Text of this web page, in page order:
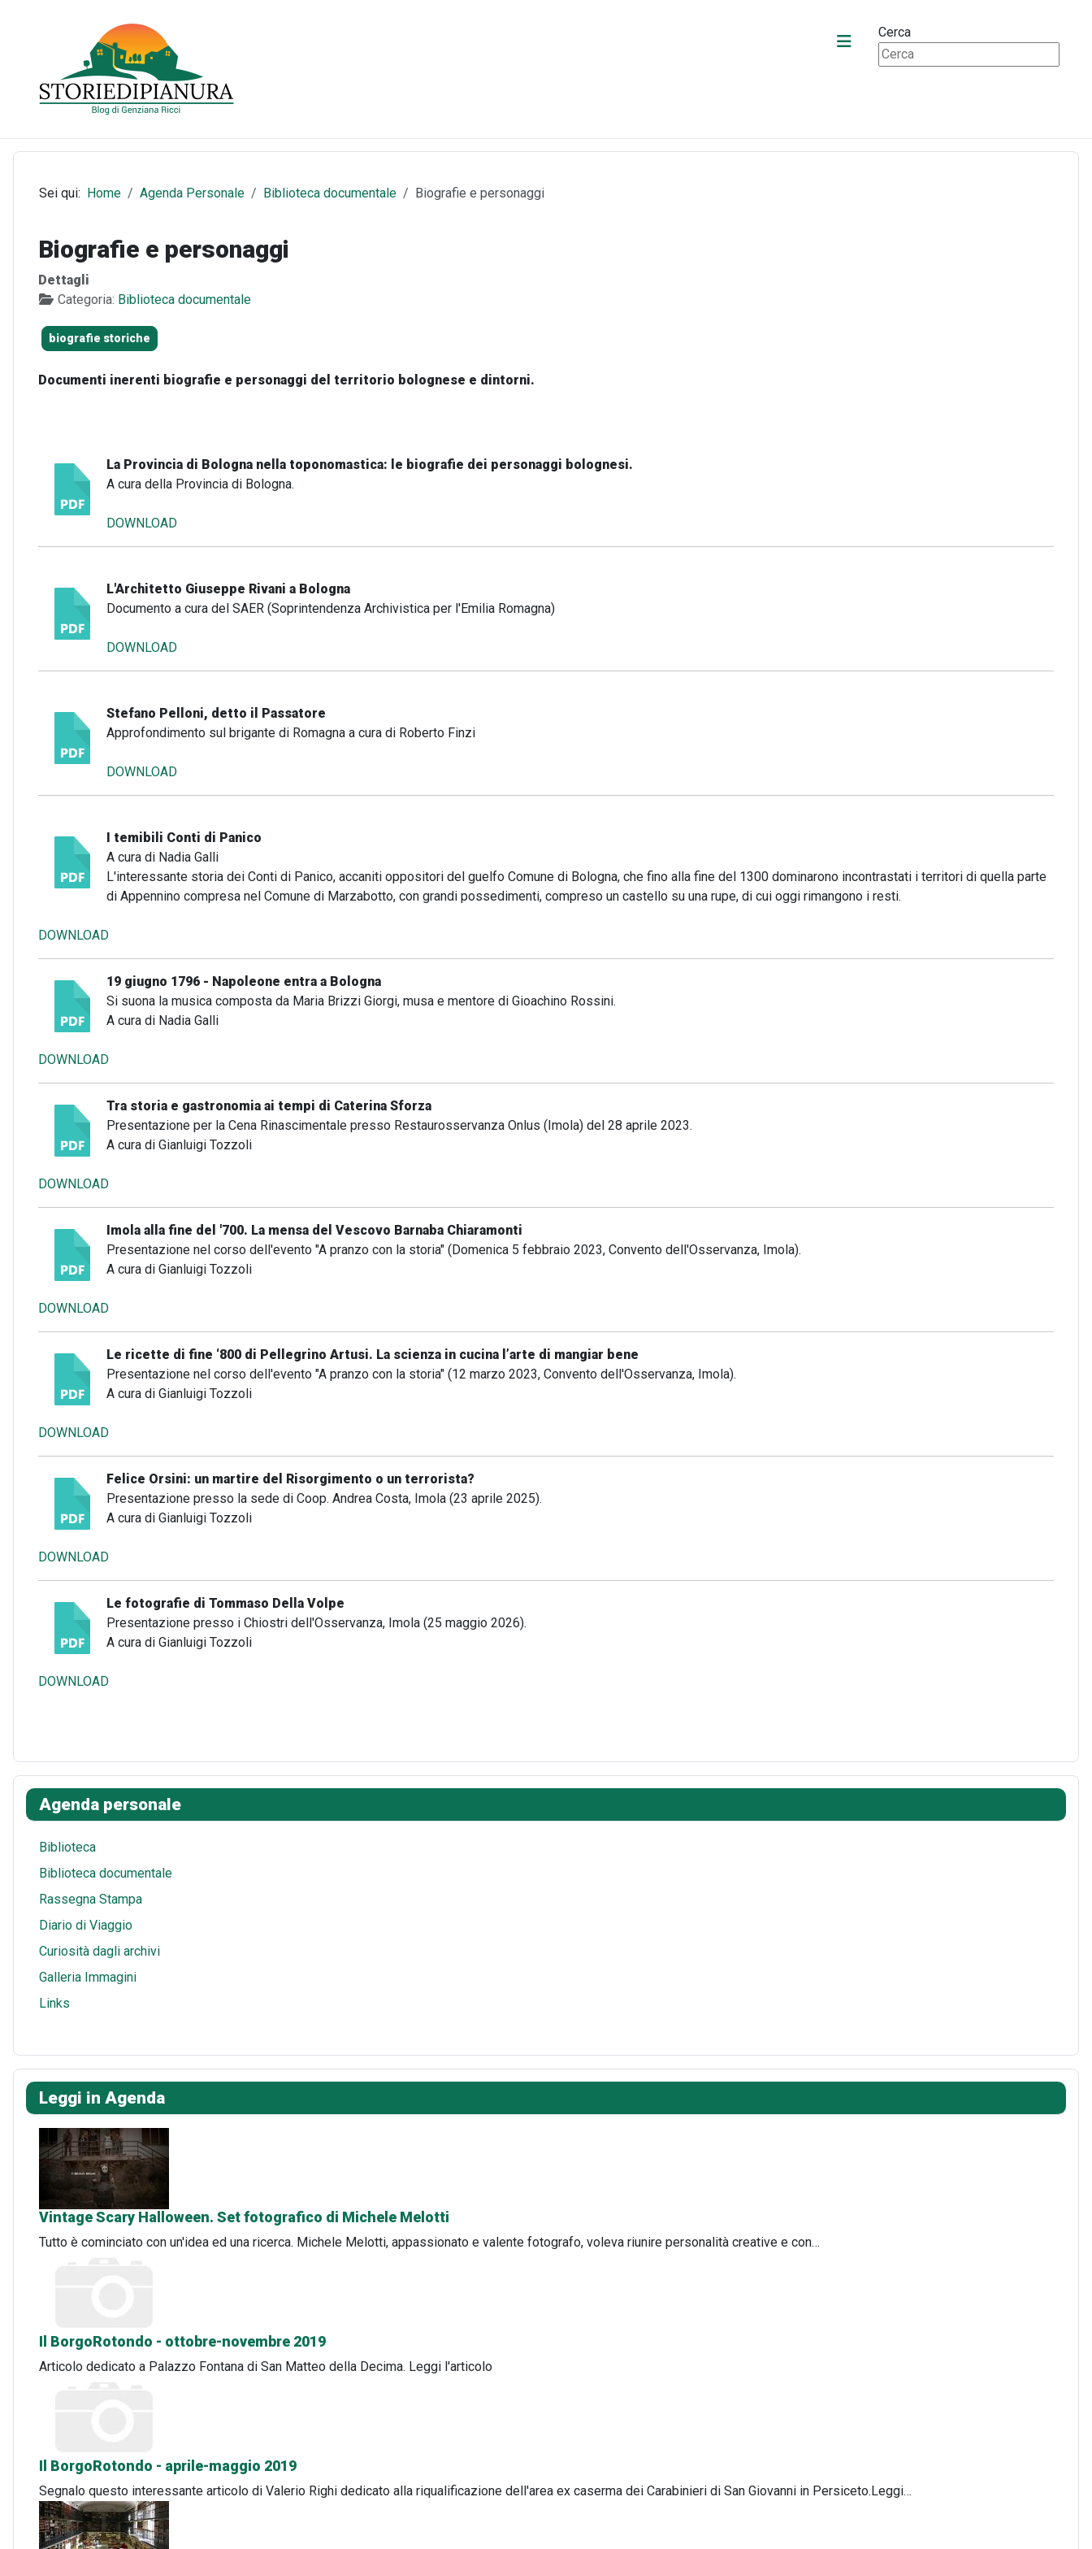
Cerca
Sei qui: Home Agenda Personale Biblioteca documentale Biografie e personaggi
Biografie e personaggi
Dettagli
Categoria: Biblioteca documentale
biografie storiche
Documenti inerenti biografie e personaggi del territorio bolognese e dintorni.
La Provincia di Bologna nella toponomastica: le biografie dei personaggi bolognesi.
A cura della Provincia di Bologna.
DOWNLOAD
L'Architetto Giuseppe Rivani a Bologna
Documento a cura del SAER (Soprintendenza Archivistica per l'Emilia Romagna)
DOWNLOAD
Stefano Pelloni, detto il Passatore
Approfondimento sul brigante di Romagna a cura di Roberto Finzi
DOWNLOAD
I temibili Conti di Panico
A cura di Nadia Galli
L'interessante storia dei Conti di Panico, accaniti oppositori del guelfo Comune di Bologna, che fino alla fine del 1300 dominarono incontrastati i territori di quella parte
di Appennino compresa nel Comune di Marzabotto, con grandi possedimenti, compreso un castello su una rupe, di cui oggi rimangono i resti.
DOWNLOAD
19 giugno 1796 - Napoleone entra a Bologna
Si suona la musica composta da Maria Brizzi Giorgi, musa e mentore di Gioachino Rossini.
A cura di Nadia Galli
DOWNLOAD
Tra storia e gastronomia ai tempi di Caterina Sforza
Presentazione per la Cena Rinascimentale presso Restaurosservanza Onlus (Imola) del 28 aprile 2023.
A cura di Gianluigi Tozzoli
DOWNLOAD
Imola alla fine del '700. La mensa del Vescovo Barnaba Chiaramonti
Presentazione nel corso dell'evento "A pranzo con la storia" (Domenica 5 febbraio 2023, Convento dell'Osservanza, Imola).
A cura di Gianluigi Tozzoli
DOWNLOAD
Le ricette di fine ‘800 di Pellegrino Artusi. La scienza in cucina l’arte di mangiar bene
Presentazione nel corso dell'evento "A pranzo con la storia" (12 marzo 2023, Convento dell'Osservanza, Imola).
A cura di Gianluigi Tozzoli
DOWNLOAD
Felice Orsini: un martire del Risorgimento o un terrorista?
Presentazione presso la sede di Coop. Andrea Costa, Imola (23 aprile 2025).
A cura di Gianluigi Tozzoli
DOWNLOAD
Le fotografie di Tommaso Della Volpe
Presentazione presso i Chiostri dell'Osservanza, Imola (25 maggio 2026).
A cura di Gianluigi Tozzoli
DOWNLOAD
Agenda personale
Biblioteca
Biblioteca documentale
Rassegna Stampa
Diario di Viaggio
Curiosità dagli archivi
Galleria Immagini
Links
Leggi in Agenda
Vintage Scary Halloween. Set fotografico di Michele Melotti
Tutto è cominciato con un'idea ed una ricerca. Michele Melotti, appassionato e valente fotografo, voleva riunire personalità creative e con…
Il BorgoRotondo - ottobre-novembre 2019
Articolo dedicato a Palazzo Fontana di San Matteo della Decima. Leggi l'articolo
Il BorgoRotondo - aprile-maggio 2019
Segnalo questo interessante articolo di Valerio Righi dedicato alla riqualificazione dell'area ex caserma dei Carabinieri di San Giovanni in Persiceto.Leggi…